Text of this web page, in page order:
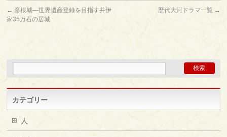
← 彦根城―世界遺産登録を目指す井伊
家35万石の居城
歴代大河ドラマ一覧 →
カテゴリー
人